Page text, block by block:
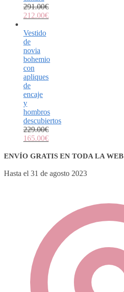
291.00€
212.00€
Vestido
de
novia
bohemio
con
apliques
de
encaje
y
hombros
descubiertos
229.00€
165.00€
ENVÍO GRATIS EN TODA LA WEB
Hasta el 31 de agosto 2023